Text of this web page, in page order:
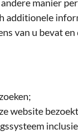
manier
additionele
van u bevat
website